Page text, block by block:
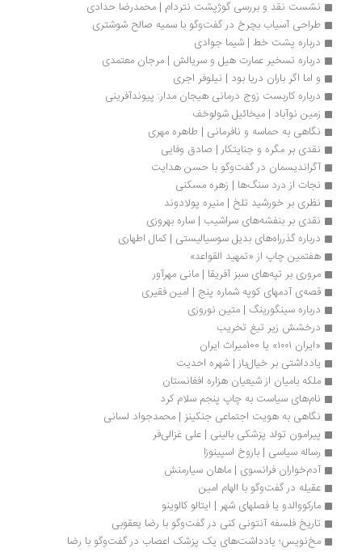
نشست نقد و بررسی گوژپشت نتردام | محمدرضا حدادی
طراحی آسیاب بچرخ در گفت‌وگو با سمیه صالح شوشتری
درباره پشت خط | شیما جوادی
درباره تسخیر عمارت هیل و سریالش | مرجان معتمدی
و اما اگر باران دریا بود | نیلوفر اجری
درباره کاربست زوج ­درمانی هیجان­ مدار: پیوندآفرینی
زمین نوآباد | میخائیل شولوخف
نگاهی به حماسه و نافرمانی | طاهره مهری
نقدی بر مگره و جنایتکار | صادق وفایی
آگراندیسمان در گفت‌وگو با حسن هدایت
نجات از درد سنگ‌ها | زهره مسکنی
نظری بر خورشید تلخ | منیره پولادوند
نقدی بر بنفشه‌های سراشیب | ساره بهروزی
درباره گذرراه‌های بدیل سوسیالیستی | کمال اطهاری
هفتمین چاپ از «تمهید القواعد»
مروری بر تپه‌های سبز آفریقا | مانی مهرآور
قصه‌ی آدمهای کوپه شماره پنج | امین فقیری
درباره سینگورینگ | متین نوروزی
درخشش زیر تیغ تخریب
«ایران ۱۰۰۱» یا 100میراث ایران
یادداشتی بر خیال‌باز | شهره احديت
ملکه بامیان از شیعیان هزاره افغانستان
نام‌های سیاست به چاپ پنجم سلام کرد
نگاهی به هویت اجتماعی جنکینز | محمدجواد لسانی
پیرامون تولد پزشکی بالینی | علی غزالی‌فر
رساله سیاسی | باروخ اسپینوزا
آدم‌خواران فرانسوی | ماهان سیارمنش
عقیله در گفت‌وگو با الهام امین
مارکووالدو یا فصلهای شهر | ایتالو کالوینو
تاریخ فلسفه آنتونی کنی در گفت‌وگو با رضا یعقوبی
مخ‌نویس؛ یادداشت‌های یک پزشک اعصاب در گفت‌وگو با رضا